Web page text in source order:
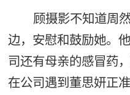
顾摄影不知道周
边，安慰和鼓励她。
司还有母亲的感冒药
在公司遇到董思妍正